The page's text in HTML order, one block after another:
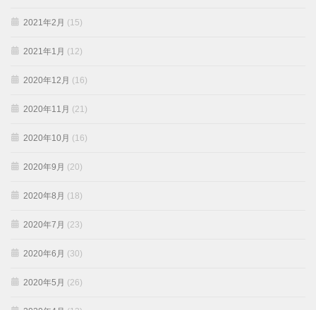
2021年2月 (15)
2021年1月 (12)
2020年12月 (16)
2020年11月 (21)
2020年10月 (16)
2020年9月 (20)
2020年8月 (18)
2020年7月 (23)
2020年6月 (30)
2020年5月 (26)